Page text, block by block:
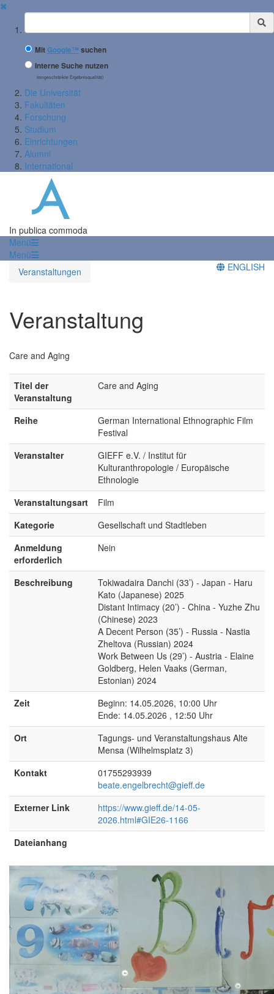
✖
Suchbegriff
MitGoogle™ suchen
Interne Suche nutzen
(eingeschränkte Ergebnisqualität)
Die Universität
Fakultäten
Forschung
Studium
Einrichtungen
Alumni
International
In publica commoda
Menü
Menü
Veranstaltungen
ENGLISH
Veranstaltung
Care and Aging
Titel der
Veranstaltung
Care and Aging
Reihe
German International Ethnographic Film
Festival
Veranstalter
GIEFF e.V. / Institut für
Kulturanthropologie / Europäische
Ethnologie
Veranstaltungsart
Film
Kategorie
Gesellschaft und Stadtleben
Anmeldung
erforderlich
Nein
Beschreibung
Tokiwadaira Danchi (33’) - Japan - Haru
Kato (Japanese) 2025
Distant Intimacy (20’) - China - Yuzhe Zhu
(Chinese) 2023
A Decent Person (35’) - Russia - Nastia
Zheltova (Russian) 2024
Work Between Us (29’) - Austria - Elaine
Goldberg, Helen Vaaks (German,
Estonian) 2024
Zeit
Beginn: 14.05.2026, 10:00 Uhr
Ende: 14.05.2026 , 12:50 Uhr
Ort
Tagungs- und Veranstaltungshaus Alte
Mensa (Wilhelmsplatz 3)
Kontakt
01755293939
beate.engelbrecht@gieff.de
Externer Link
https://www.gieff.de/14-05-
2026.html#GIE26-1166
Dateianhang